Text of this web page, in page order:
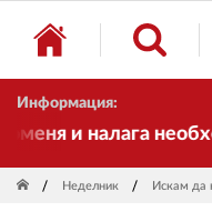
Информация:
и налага
Неделник Искам да